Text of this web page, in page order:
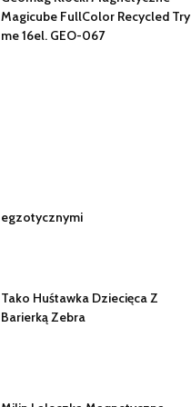
Magicube FullColor Recycled Try
me 16el. GEO-067
egzotycznymi
Tako Huśtawka Dziecięca Z
Barierką Zebra